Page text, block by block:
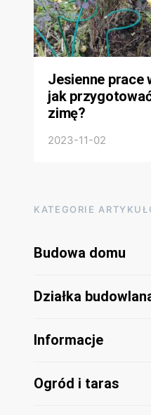
Jesienne prace
jak
zimę?
2023-11-02
KATEGORIE
Budowa domu
Działka
Informacje
Ogród i taras